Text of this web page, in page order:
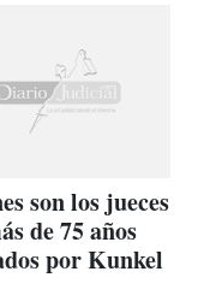
son los jueces
de 75 años
por Kunkel